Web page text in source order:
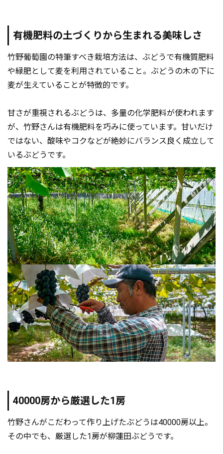
有機肥料の土づくりから生まれる美味しさ
竹野葡萄園の特筆すべき栽培方法は、ぶどうで有機質肥料
や緑肥として麦を利用されていること。ぶどうの木の下に
麦が生えていることが特徴的です。
甘さが重視されるぶどうは、多量の化学肥料が使われます
が、竹野さんは有機肥料を巧みに使っています。甘いだけ
ではない、酸味やコクなどが絶妙にバランス良く成立して
いるぶどうです。
40000房から厳選した1房
竹野さんがこだわって作り上げたぶどうは40000房以上。
その中でも、厳選した1房が柳蓮田ぶどうです。